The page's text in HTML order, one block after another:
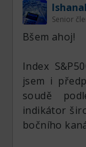
Senior
Вšem ahoj!
Index
jsem i
soudě
indikátor
bočního